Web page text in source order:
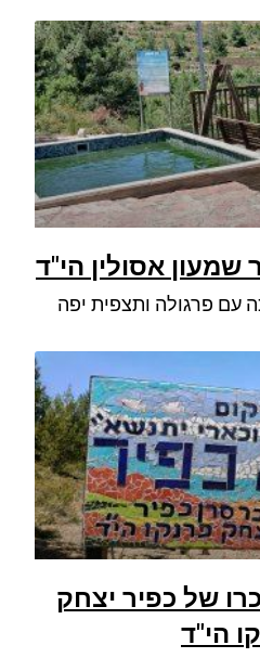
שמעון אסולין הי"ד
עם פרגולה ותצפית יפה
של כפיר יצחק
הי"ד